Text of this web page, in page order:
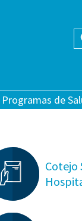
Programas de
Cotejo